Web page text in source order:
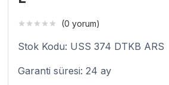
(0 yorum)
Stok Kodu: USS 374 DTKB ARS
Garanti süresi: 24 ay